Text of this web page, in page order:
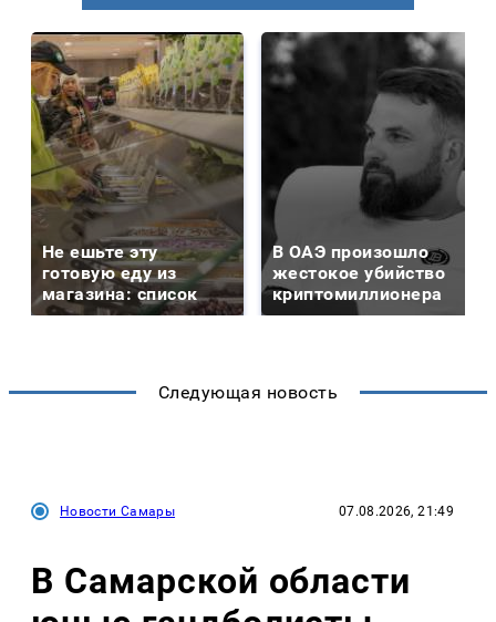
Не ешьте эту
готовую еду из
магазина: список
В ОАЭ произошло
жестокое убийство
криптомиллионера
Следующая новость
Новости Самары 07.08.2026, 21:49
В Самарской области